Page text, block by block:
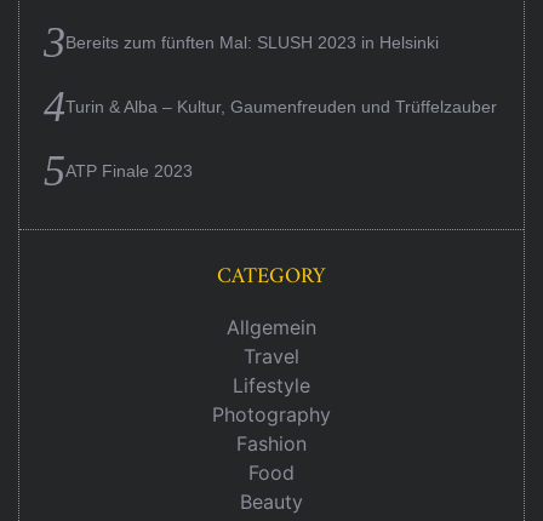
Bereits zum fünften Mal: SLUSH 2023 in Helsinki
Turin & Alba – Kultur, Gaumenfreuden und Trüffelzauber
ATP Finale 2023
CATEGORY
Allgemein
Travel
Lifestyle
Photography
Fashion
Food
Beauty